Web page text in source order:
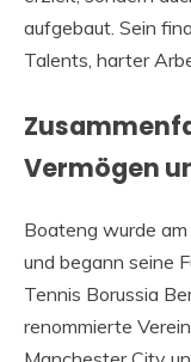
aufgebaut. Sein
Talents, harter
Vermögen
Boateng wurde
und begann seine
Tennis Borussia
renommierte